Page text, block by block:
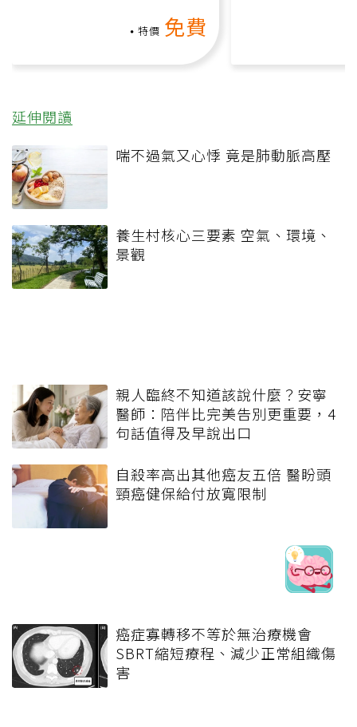
特價 免費
延伸閱讀
喘不過氣又心悸 竟是肺動脈高壓
養生村核心三要素 空氣、環境、
景觀
親人臨終不知道該說什麼？安寧
醫師：陪伴比完美告別更重要，4
句話值得及早說出口
自殺率高出其他癌友五倍 醫盼頭
頸癌健保給付放寬限制
癌症寡轉移不等於無治療機會
SBRT縮短療程、減少正常組織傷
害